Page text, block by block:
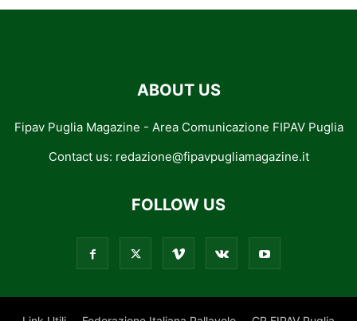
ABOUT US
Fipav Puglia Magazine - Area Comunicazione FIPAV Puglia
Contact us: redazione@fipavpugliamagazine.it
FOLLOW US